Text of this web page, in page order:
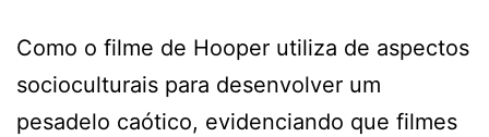
Como o filme de Hooper utiliza de aspectos
socioculturais para desenvolver um
pesadelo caótico, evidenciando que filmes